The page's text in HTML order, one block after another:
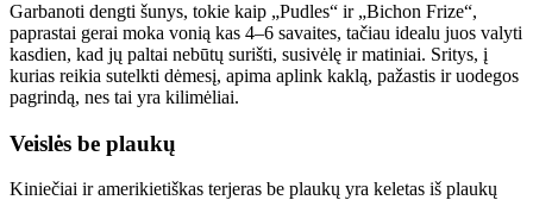
Garbanoti dengti šunys, tokie kaip „Pudles“ ir „Bichon Frize“,
paprastai gerai moka vonią kas 4–6 savaites, tačiau idealu juos valyti
kasdien, kad jų paltai nebūtų surišti, susivėlę ir matiniai. Sritys, į
kurias reikia sutelkti dėmesį, apima aplink kaklą, pažastis ir uodegos
pagrindą, nes tai yra kilimėliai.
Veislės be plaukų
Kiniečiai ir amerikietiškas terjeras be plaukų yra keletas iš plaukų